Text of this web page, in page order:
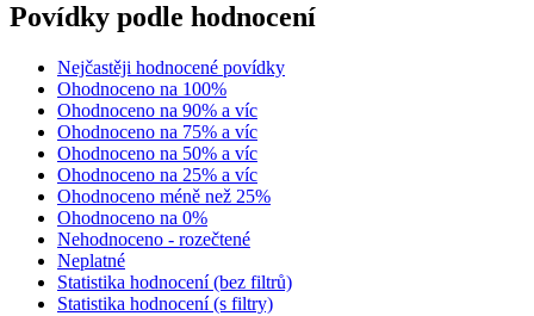
Povídky podle hodnocení
Nejčastěji hodnocené povídky
Ohodnoceno na 100%
Ohodnoceno na 90% a víc
Ohodnoceno na 75% a víc
Ohodnoceno na 50% a víc
Ohodnoceno na 25% a víc
Ohodnoceno méně než 25%
Ohodnoceno na 0%
Nehodnoceno - rozečtené
Neplatné
Statistika hodnocení (bez filtrů)
Statistika hodnocení (s filtry)